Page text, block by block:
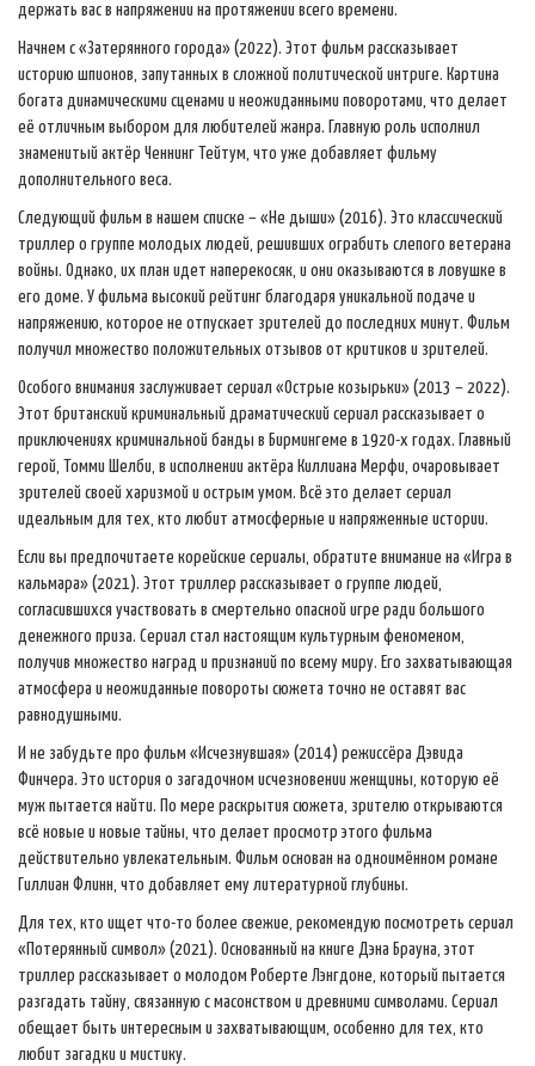
держать вас в напряжении на протяжении всего времени.
Начнем с «Затерянного города» (2022). Этот фильм рассказывает
историю шпионов, запутанных в сложной политической интриге. Картина
богата динамическими сценами и неожиданными поворотами, что делает
её отличным выбором для любителей жанра. Главную роль исполнил
знаменитый актёр Ченнинг Тейтум, что уже добавляет фильму
дополнительного веса.
Следующий фильм в нашем списке – «Не дыши» (2016). Это классический
триллер о группе молодых людей, решивших ограбить слепого ветерана
войны. Однако, их план идет наперекосяк, и они оказываются в ловушке в
его доме. У фильма высокий рейтинг благодаря уникальной подаче и
напряжению, которое не отпускает зрителей до последних минут. Фильм
получил множество положительных отзывов от критиков и зрителей.
Особого внимания заслуживает сериал «Острые козырьки» (2013 – 2022).
Этот британский криминальный драматический сериал рассказывает о
приключениях криминальной банды в Бирмингеме в 1920-х годах. Главный
герой, Томми Шелби, в исполнении актёра Киллиана Мерфи, очаровывает
зрителей своей харизмой и острым умом. Всё это делает сериал
идеальным для тех, кто любит атмосферные и напряженные истории.
Если вы предпочитаете корейские сериалы, обратите внимание на «Игра в
кальмара» (2021). Этот триллер рассказывает о группе людей,
согласившихся участвовать в смертельно опасной игре ради большого
денежного приза. Сериал стал настоящим культурным феноменом,
получив множество наград и признаний по всему миру. Его захватывающая
атмосфера и неожиданные повороты сюжета точно не оставят вас
равнодушными.
И не забудьте про фильм «Исчезнувшая» (2014) режиссёра Дэвида
Финчера. Это история о загадочном исчезновении женщины, которую её
муж пытается найти. По мере раскрытия сюжета, зрителю открываются
всё новые и новые тайны, что делает просмотр этого фильма
действительно увлекательным. Фильм основан на одноимённом романе
Гиллиан Флинн, что добавляет ему литературной глубины.
Для тех, кто ищет что-то более свежие, рекомендую посмотреть сериал
«Потерянный символ» (2021). Основанный на книге Дэна Брауна, этот
триллер рассказывает о молодом Роберте Лэнгдоне, который пытается
разгадать тайну, связанную с масонством и древними символами. Сериал
обещает быть интересным и захватывающим, особенно для тех, кто
любит загадки и мистику.